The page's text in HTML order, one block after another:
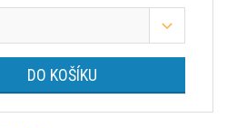
DO KOŠÍKU